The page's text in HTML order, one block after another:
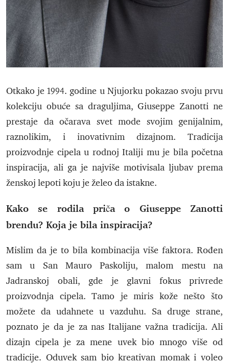
Otkako je 1994. godine u Njujorku pokazao svoju prvu
kolekciju obuće sa draguljima, Giuseppe Zanotti ne
prestaje da očarava svet mode svojim genijalnim,
raznolikim, i inovativnim dizajnom. Tradicija
proizvodnje cipela u rodnoj Italiji mu je bila početna
inspiracija, ali ga je najviše motivisala ljubav prema
ženskoj lepoti koju je želeo da istakne.
Kako se rodila priča o Giuseppe Zanotti
brendu? Koja je bila inspiracija?
Mislim da je to bila kombinacija više faktora. Rođen
sam u San Mauro Paskoliju, malom mestu na
Jadranskoj obali, gde je glavni fokus privrede
proizvodnja cipela. Tamo je miris kože nešto što
možete da udahnete u vazduhu. Sa druge strane,
poznato je da je za nas Italijane važna tradicija. Ali
dizajn cipela je za mene uvek bio mnogo više od
tradicije. Oduvek sam bio kreativan momak i voleo